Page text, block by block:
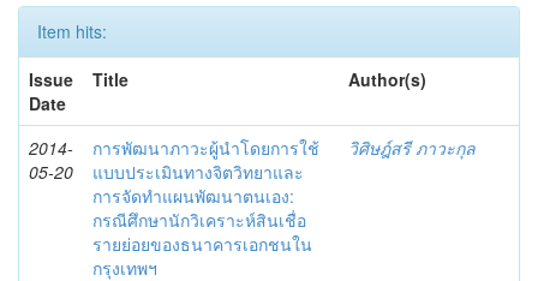
Item hits:
Issue
Date
Title Author(s)
2014-
05-20
การพัฒนาภาวะผู้นำโดยการใช้
แบบประเมินทางจิตวิทยาและ
การจัดทำแผนพัฒนาตนเอง:
กรณีศึกษานักวิเคราะห์สินเชื่อ
รายย่อยของธนาคารเอกชนใน
กรุงเทพฯ
วิศิษฎ์สรี ภาวะกุล